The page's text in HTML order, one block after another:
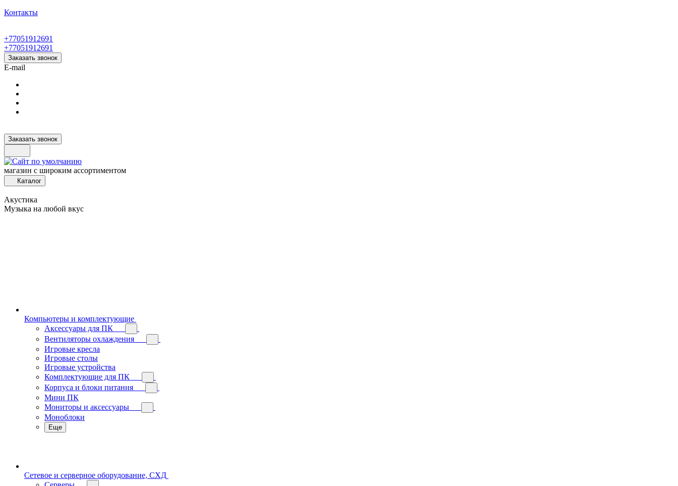
Контакты
+77051912691
+77051912691
Заказать звонок
E-mail
Заказать звонок
магазин с широким ассортиментом
Каталог
Акустика
Музыка на любой вкус
Компьютеры и комплектующие
Аксессуары для ПК
Вентиляторы охлаждения
Игровые кресла
Игровые столы
Игровые устройства
Комплектующие для ПК
Корпуса и блоки питания
Мини ПК
Мониторы и аксессуары
Моноблоки
Еще
Сетевое и серверное оборудование, СХД